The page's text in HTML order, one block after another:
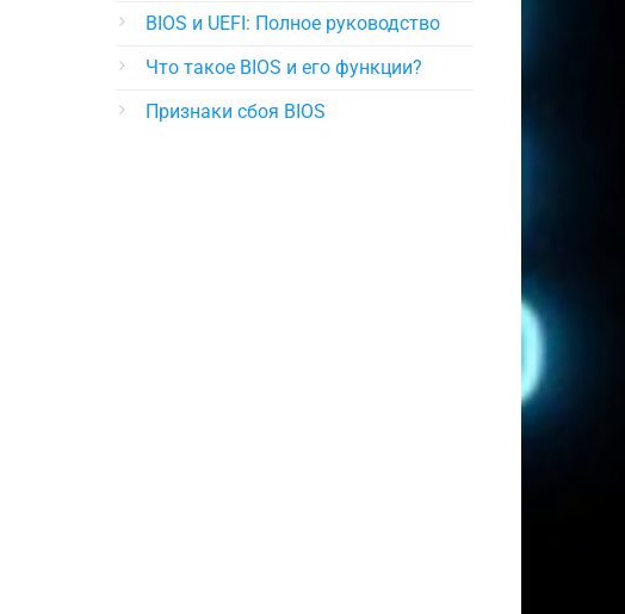
BIOS и UEFI: Полное руководство
Что такое BIOS и его функции?
Признаки сбоя BIOS